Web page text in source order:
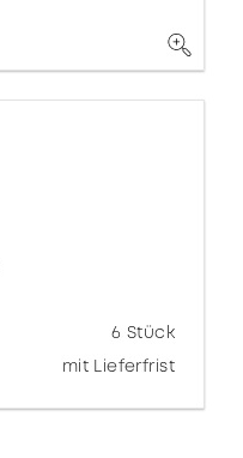
6 Stück
mit Lieferfrist